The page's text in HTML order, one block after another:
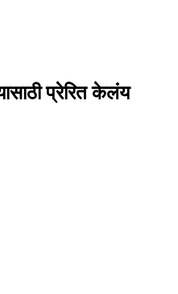
प्रेरित केलंय